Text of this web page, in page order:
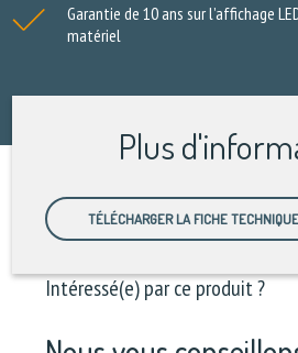
Garantie de 10 ans sur l’affichage
matériel
Plus
TÉLÉCHARGER LA FICHE
Intéressé(e) par ce produit ?